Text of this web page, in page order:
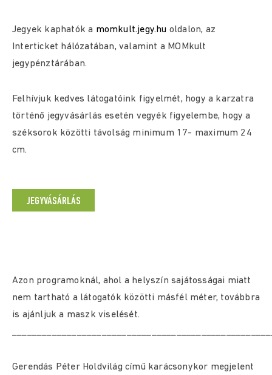
Jegyek kaphatók a momkult.jegy.hu oldalon, az
Interticket hálózatában, valamint a MOMkult
jegypénztárában.
Felhívjuk kedves látogatóink figyelmét, hogy a karzatra
történő jegyvásárlás esetén vegyék figyelembe, hogy a
széksorok közötti távolság minimum 17- maximum 24
cm.
JEGYVÁSÁRLÁS
Azon programoknál, ahol a helyszín sajátosságai miatt
nem tartható a látogatók közötti másfél méter, továbbra
is ajánljuk a maszk viselését.
Gerendás Péter Holdvilág című karácsonykor megjelent